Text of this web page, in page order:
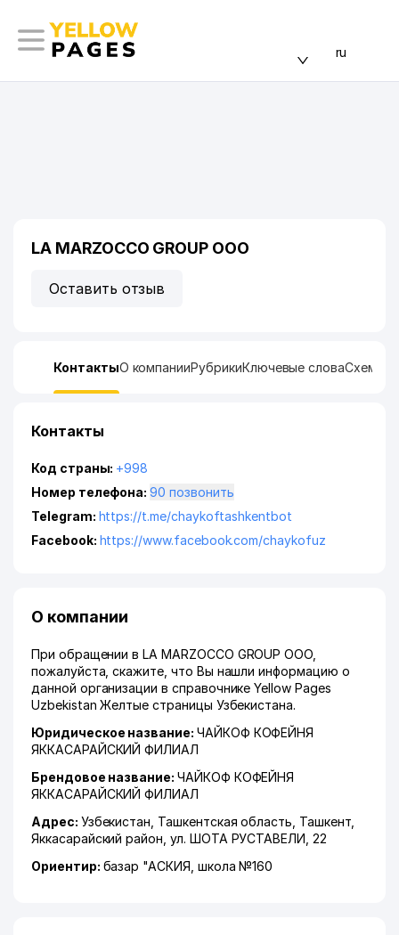
ru
LA MARZOСCO GROUP ООО
Оставить отзыв
КонтактыО компанииРубрикиКлючевые словаСхема
Контакты
Код страны: +998
Номер телефона:
90 позвонить
Telegram: https://t.me/chaykoftashkentbot
Facebook: https://www.facebook.com/chaykofuz
О компании
При обращении в LA MARZOСCO GROUP ООО,
пожалуйста, скажите, что Вы нашли информацию о
данной организации в справочнике Yellow Pages
Uzbekistan Желтые страницы Узбекистана.
Юридическое название: ЧАЙКОФ КОФЕЙНЯ
ЯККАСАРАЙСКИЙ ФИЛИАЛ
Брендовое название: ЧАЙКОФ КОФЕЙНЯ
ЯККАСАРАЙСКИЙ ФИЛИАЛ
Адрес: Узбекистан, Ташкентская область Ташкент,
Яккасарайский район ул. ШОТА РУСТАВЕЛИ , 22
Ориентир: базар "АСКИЯ, школа №160